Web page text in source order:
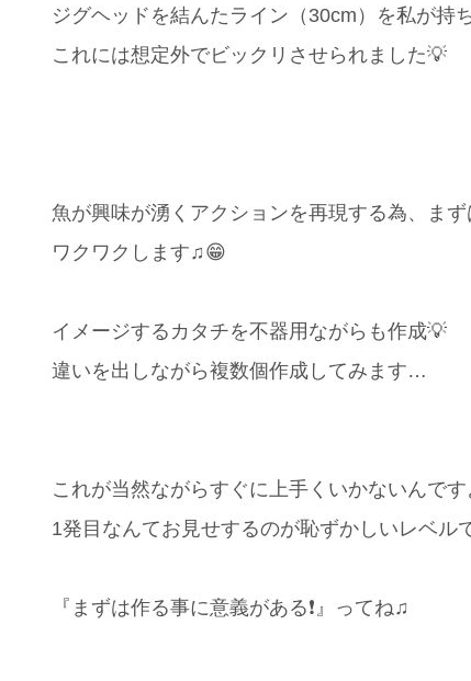
ジグヘッドを結んたライン（30cm）を私が持
これには想定外でビックリさせられました💡
魚が興味が湧くアクションを再現する為、まず
ワクワクします♫😁
イメージするカタチを不器用ながらも作成💡
違いを出しながら複数個作成してみます…
これが当然ながらすぐに上手くいかないんです
1発目なんてお見せするのが恥ずかしいレベル
『まずは作る事に意義がある❗️』ってね♫